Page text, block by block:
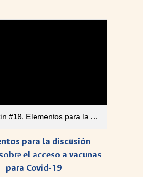
para la discusión pública sobre el acceso a vacunas para COVID-19.pdf
para la discusión
el acceso a vacunas
para Covid-19